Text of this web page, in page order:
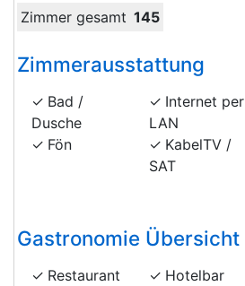
Zimmer gesamt 145
Zimmerausstattung
Bad /
Dusche
Fön
Internet per
LAN
KabelTV /
SAT
Gastronomie Übersicht
Restaurant Hotelbar